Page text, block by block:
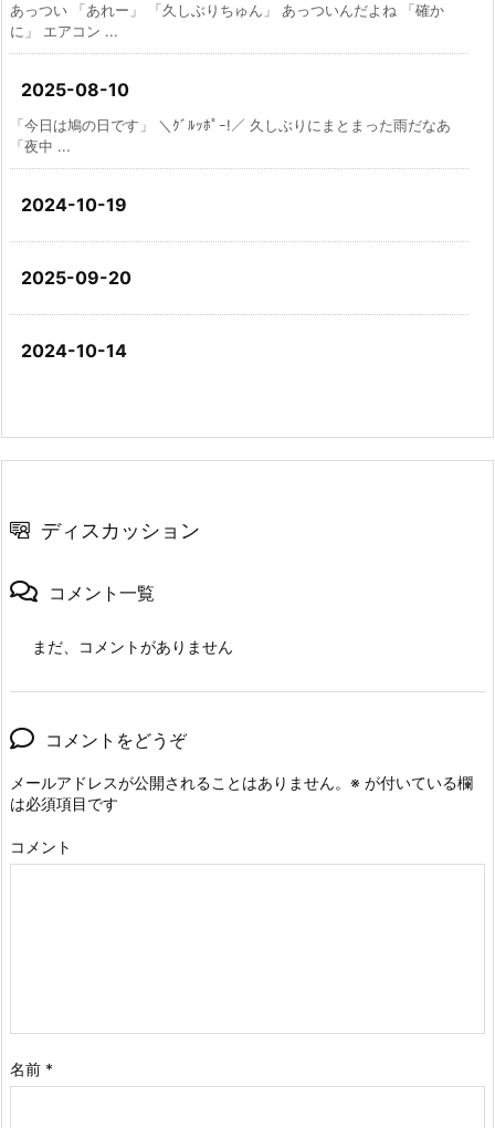
あっつい 「あれー」 「久しぶりちゅん」 あっついんだよね 「確か
に」 エアコン ...
2025-08-10
「今日は鳩の日です」 ＼ｸﾞﾙｯﾎﾟｰ!／ 久しぶりにまとまった雨だなあ
「夜中 ...
2024-10-19
2025-09-20
2024-10-14
ディスカッション
コメント一覧
まだ、コメントがありません
コメントをどうぞ
メールアドレスが公開されることはありません。 ※ が付いている欄
は必須項目です
コメント
名前 *